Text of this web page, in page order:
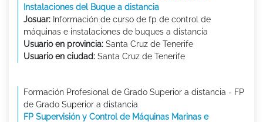
Instalaciones del Buque a distancia
Josuar: Información de curso de fp de control de
máquinas e instalaciones de buques a distancia
Usuario en provincia: Santa Cruz de Tenerife
Usuario en ciudad: Santa Cruz de Tenerife
Formación Profesional de Grado Superior a distancia - FP
de Grado Superior a distancia
FP Supervisión y Control de Máquinas Marinas e